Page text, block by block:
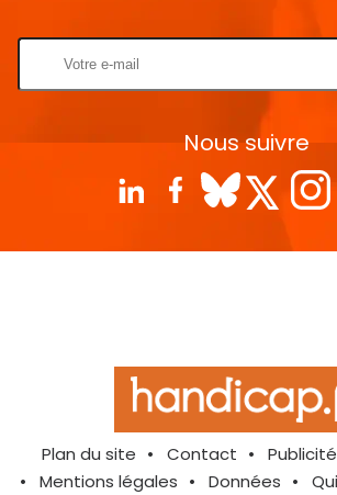
Nous suivre
Plan du site Contact
Mentions légales
Données